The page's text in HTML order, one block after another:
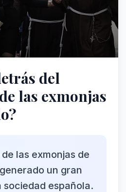
del
las exmonjas
las exmonjas de
un gran
sociedad española.